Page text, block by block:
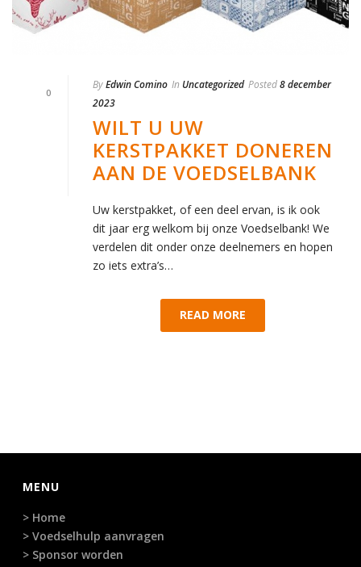
0
ByEdwin Comino In Uncategorized Posted8 december
2023
WILT U UW
KERSTPAKKET DONEREN
AAN DE VOEDSELBANK
Uw kerstpakket, of een deel ervan, is ik ook
dit jaar erg welkom bij onze Voedselbank! We
verdelen dit onder onze deelnemers en hopen
zo iets extra’s…
READ MORE
MENU
> Home
> Voedselhulp aanvragen
> Sponsor worden